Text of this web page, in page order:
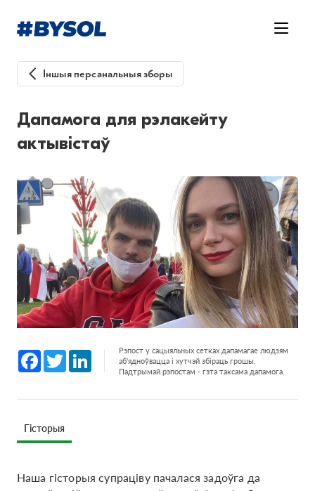
Іншыя персанальныя зборы
Дапамога для рэлакейту
актывістаў
Facebook
Twitter LinkedInРэпост у сацыяльных сетках дапамагае людзям
аб'ядноўвацца і хутчэй збіраць грошы.
Падтрымай рэпостам - гэта таксама дапамога.
Гісторыя
Наша гісторыя супраціву пачалася задоўга да